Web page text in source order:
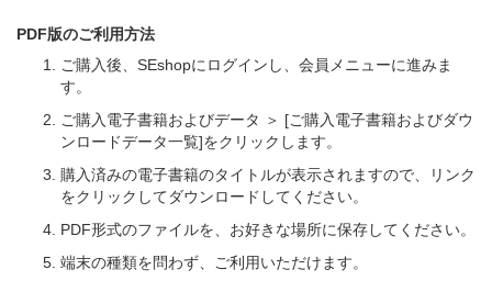
PDF版のご利用方法
ご購入後、SEshopにログインし、会員メニューに進みま
す。
ご購入電子書籍およびデータ ＞ [ご購入電子書籍およびダウ
ンロードデータ一覧]をクリックします。
購入済みの電子書籍のタイトルが表示されますので、リンク
をクリックしてダウンロードしてください。
PDF形式のファイルを、お好きな場所に保存してください。
端末の種類を問わず、ご利用いただけます。